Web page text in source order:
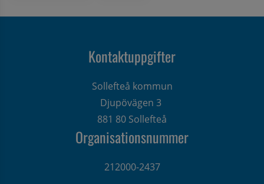
Kontaktuppgifter
Sollefteå kommun
Djupövägen 3
881 80 Sollefteå
Organisationsnummer
212000-2437